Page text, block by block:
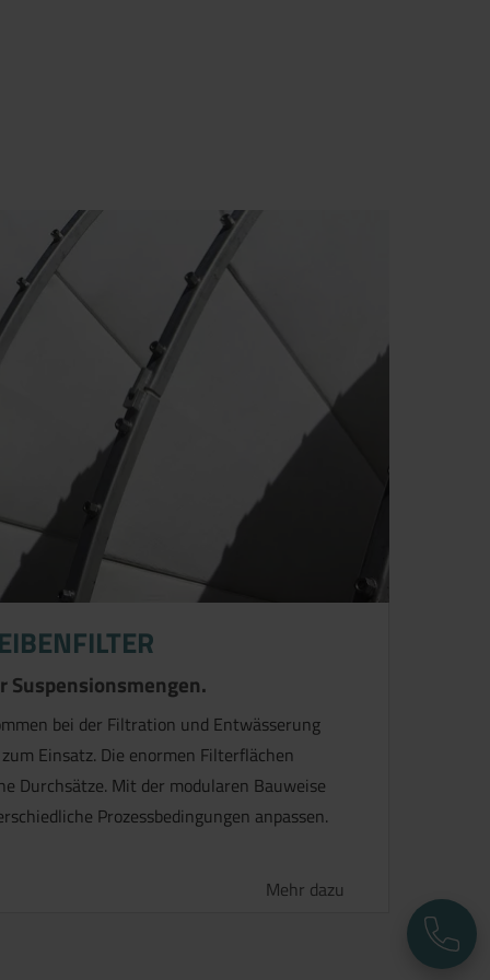
bei der Filtration und Entwässerung
Einsatz. Die enormen Filterflächen
Durchsätze. Mit der modularen Bauweise
Prozessbedingungen anpassen.
Mehr dazu